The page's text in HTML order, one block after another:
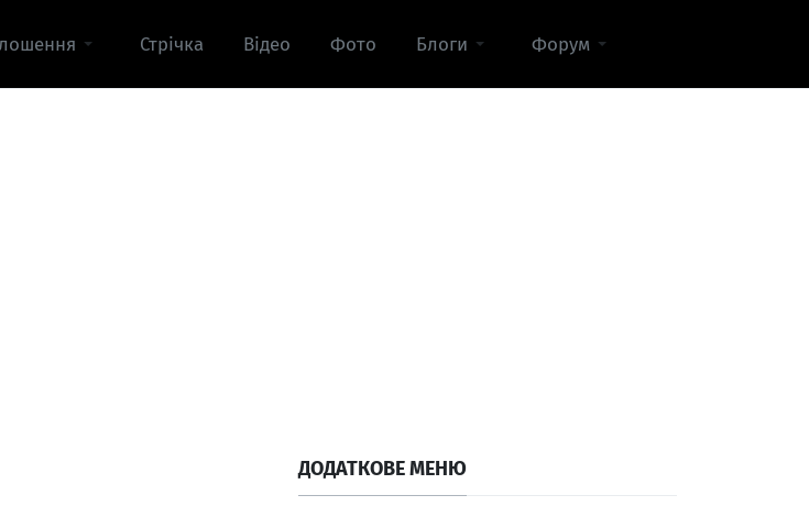
Стрічка Відео Фото Блоги Форум
ДОДАТКОВЕ МЕНЮ